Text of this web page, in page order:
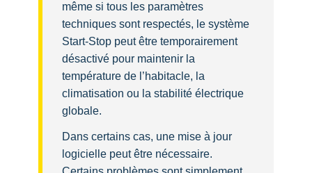
même si tous les paramètres
techniques sont respectés, le système
Start-Stop peut être temporairement
désactivé pour maintenir la
température de l’habitacle, la
climatisation ou la stabilité électrique
globale.
Dans certains cas, une mise à jour
logicielle peut être nécessaire.